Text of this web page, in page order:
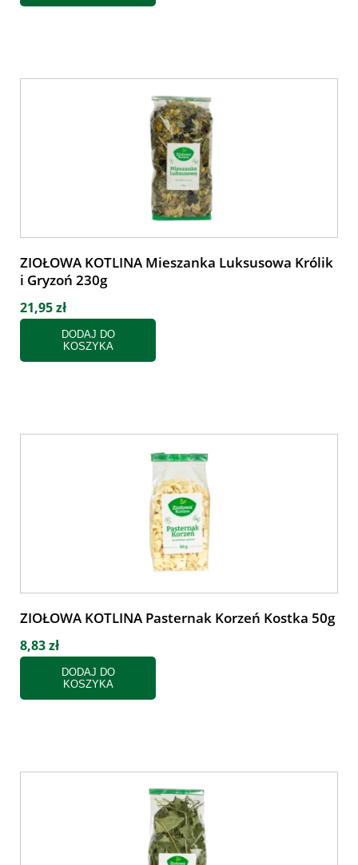
ZIOŁOWA KOTLINA Mieszanka Luksusowa Królik
i Gryzoń 230g
21,95 zł
DODAJ DO
KOSZYKA
ZIOŁOWA KOTLINA Pasternak Korzeń Kostka 50g
8,83 zł
DODAJ DO
KOSZYKA